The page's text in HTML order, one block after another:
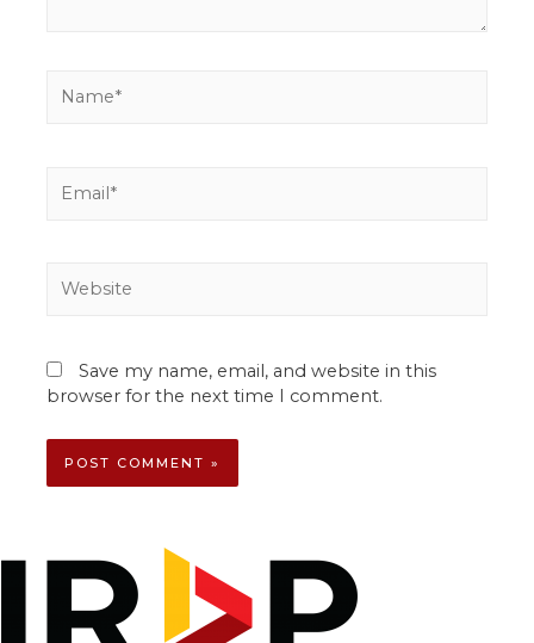
Save my name, email, and website in this
browser for the next time I comment.